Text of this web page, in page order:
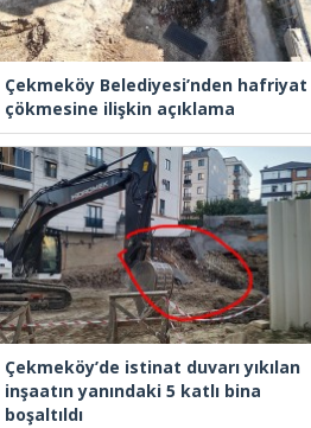
Çekmeköy Belediyesi’nden hafriyat
çökmesine ilişkin açıklama
Çekmeköy’de istinat duvarı yıkılan
inşaatın yanındaki 5 katlı bina
boşaltıldı